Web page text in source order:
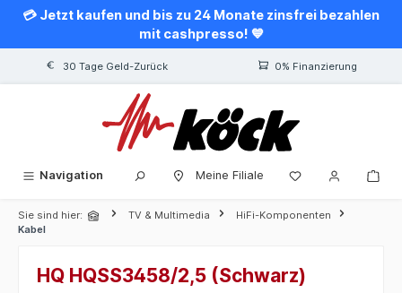
springen
💳 Jetzt kaufen und bis zu 24 Monate zinsfrei bezahlen
mit cashpresso! 💙
30 Tage Geld-Zurück 0% Finanzierung
Navigation Meine Filiale
Sie sind hier: TV & Multimedia
HiFi-Komponenten
Kabel
HQ HQSS3458/2,5 (Schwarz)